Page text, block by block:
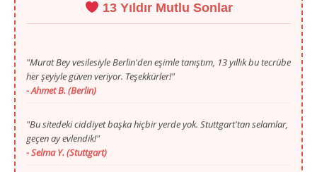
13 Yıldır Mutlu Sonlar
- Ahmet B. (Berlin)
"Bu sitedeki ciddiyet başka hiçbir yerde yok. Stuttgart'tan selamlar,
- Selma Y. (Stuttgart)
"WhatsApp onayı içimi çok rahatlattı. Düsseldorf'tan aradığım